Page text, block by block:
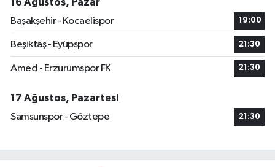
Başakşehir - Kocaelispor
19:00
Beşiktaş - Eyüpspor 21:30
Amed - Erzurumspor FK 21:30
17 Ağustos, Pazartesi
Samsunspor - Göztepe
21:30